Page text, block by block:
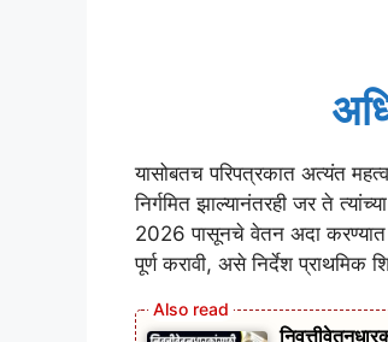
यासोबतच परिपत्रकात अत्यंत
निर्गमित झाल्यानंतरही जर ते
2026 पासूनचे वेतन अदा करण्यात
पूर्ण करावी, असे निर्देश प्राथमिक